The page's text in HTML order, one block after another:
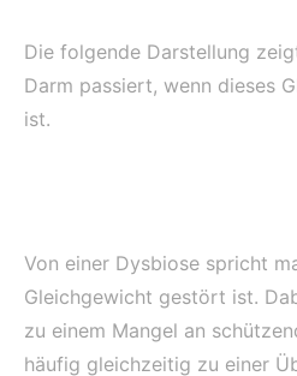
Die folgende Darstellung
Darm passiert, wenn dieses
ist.
Von einer Dysbiose spricht
Gleichgewicht gestört ist.
zu einem Mangel an
häufig gleichzeitig zu einer